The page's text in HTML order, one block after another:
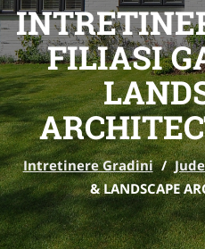
FILIASI
Intretinere Gradini /
& LANDSCAPE